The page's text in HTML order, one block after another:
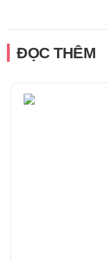
ĐỌC THÊM